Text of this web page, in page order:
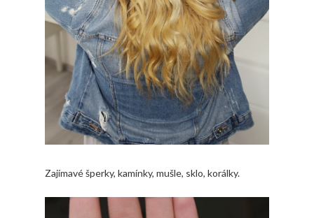
Zajímavé šperky, kamínky, mušle, sklo, korálky.